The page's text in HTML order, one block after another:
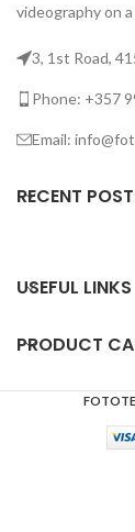
videography on
3, 1st Road,
Phone: +357
Email:
RECENT
USEFUL LINKS
PRODUCT